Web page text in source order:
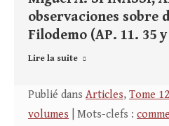
observaciones sobre
Filodemo (AP. 11. 35
Lire la suite
Publié dans Articles, Tome
volumes | Mots-clefs :